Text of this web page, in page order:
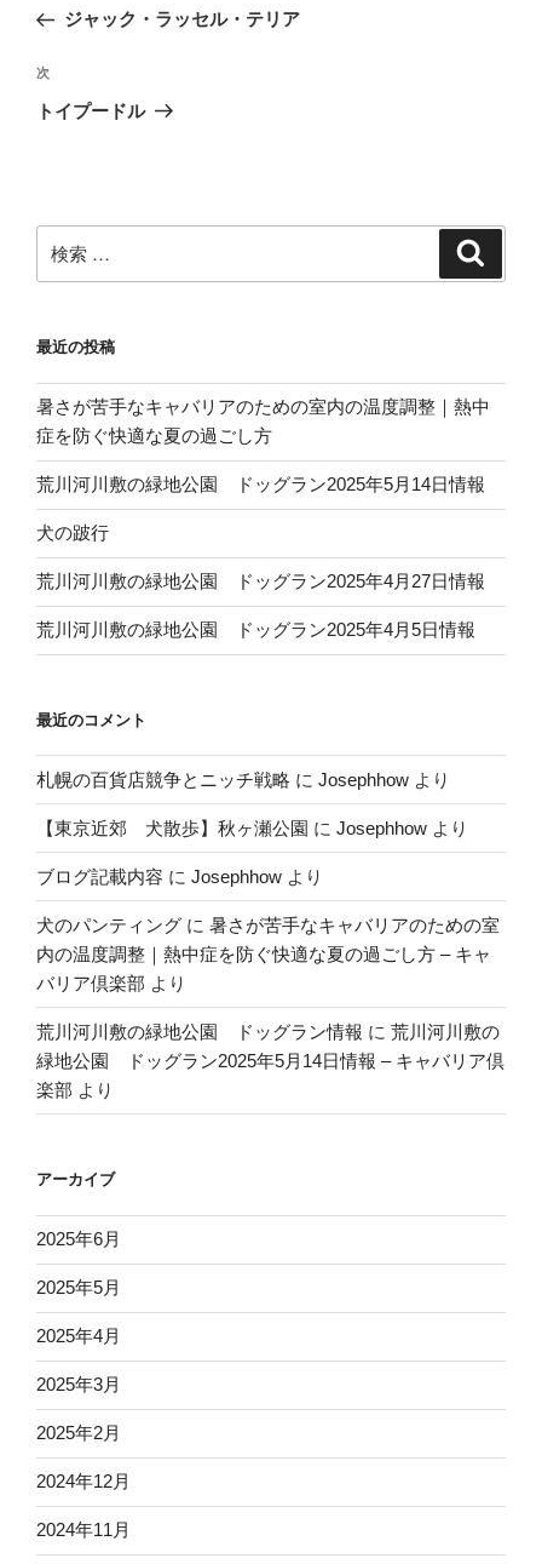
ナ
ビ
ゲ
ン
去
投
稿
ジャック・ラッセル・テリア
次
の
次
トイプードル
索:
最近の投稿
暑さが苦手なキャバリアのための室内の温度調整｜熱中
症を防ぐ快適な夏の過ごし方
荒川河川敷の緑地公園 ドッグラン2025年5月14日情報
犬の跛行
荒川河川敷の緑地公園 ドッグラン2025年4月27日情報
荒川河川敷の緑地公園 ドッグラン2025年4月5日情報
最近のコメント
札幌の百貨店競争とニッチ戦略 に Josephhow より
【東京近郊 犬散歩】秋ヶ瀬公園 に Josephhow より
ブログ記載内容 に Josephhow より
犬のパンティング に 暑さが苦手なキャバリアのための室
内の温度調整｜熱中症を防ぐ快適な夏の過ごし方 – キャ
バリア倶楽部 より
荒川河川敷の緑地公園 ドッグラン情報 に 荒川河川敷の
緑地公園 ドッグラン2025年5月14日情報 – キャバリア倶
楽部 より
アーカイブ
2025年6月
2025年5月
2025年4月
2025年3月
2025年2月
2024年12月
2024年11月